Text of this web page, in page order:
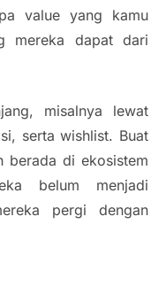
value yang kamu
mereka dapat dari
misalnya lewat
serta wishlist. Buat
berada di ekosistem
belum menjadi
pergi dengan